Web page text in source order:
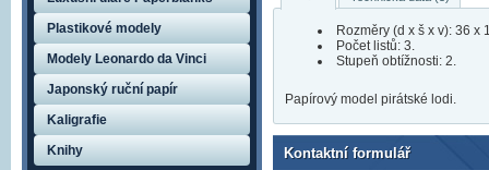
Rozměry (d x š x v): 36 x
Počet listů: 3.
Stupeň obtížnosti: 2.
Papírový model pirátské lodi.
Kontaktní formulář
Plastikové modely
Modely Leonardo da Vinci
Japonský ruční papír
Kaligrafie
Knihy